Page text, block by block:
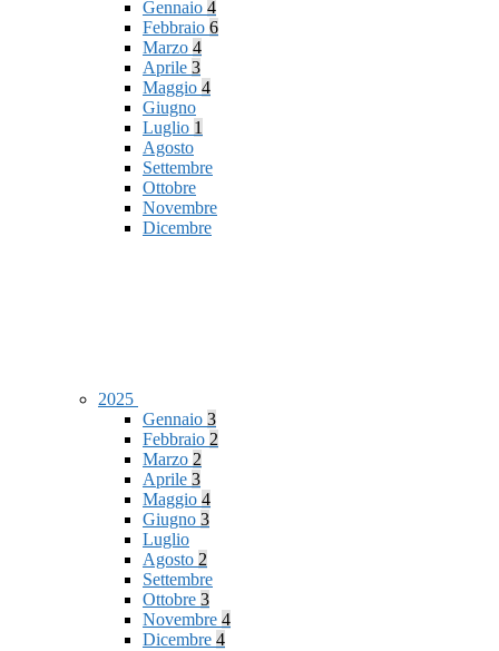
Gennaio 4
Febbraio 6
Marzo 4
Aprile 3
Maggio 4
Giugno
Luglio 1
Agosto
Settembre
Ottobre
Novembre
Dicembre
2025
Gennaio 3
Febbraio 2
Marzo 2
Aprile 3
Maggio 4
Giugno 3
Luglio
Agosto 2
Settembre
Ottobre 3
Novembre 4
Dicembre 4